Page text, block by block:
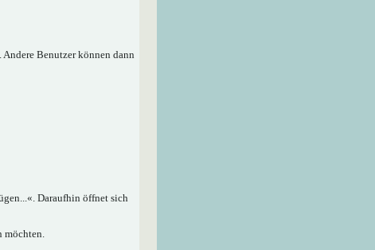
Benutzer können dann
Daraufhin öffnet sich
möchten.